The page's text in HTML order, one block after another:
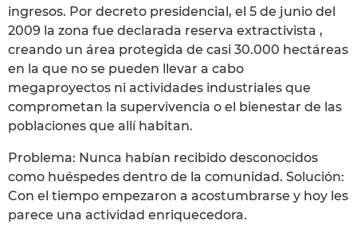
ingresos. Por decreto presidencial, el 5 de junio del
2009 la zona fue declarada reserva extractivista ,
creando un área protegida de casi 30.000 hectáreas
en la que no se pueden llevar a cabo
megaproyectos ni actividades industriales que
comprometan la supervivencia o el bienestar de las
poblaciones que allí habitan.
Problema: Nunca habían recibido desconocidos
como huéspedes dentro de la comunidad. Solución:
Con el tiempo empezaron a acostumbrarse y hoy les
parece una actividad enriquecedora.